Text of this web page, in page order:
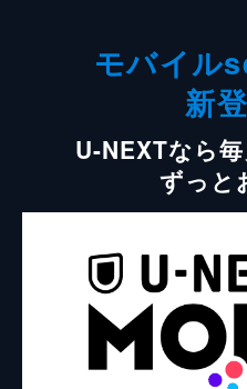
モバイル
新
U-NEXTなら
ずっと